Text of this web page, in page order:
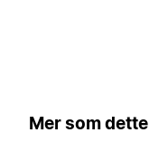
Mer som dette